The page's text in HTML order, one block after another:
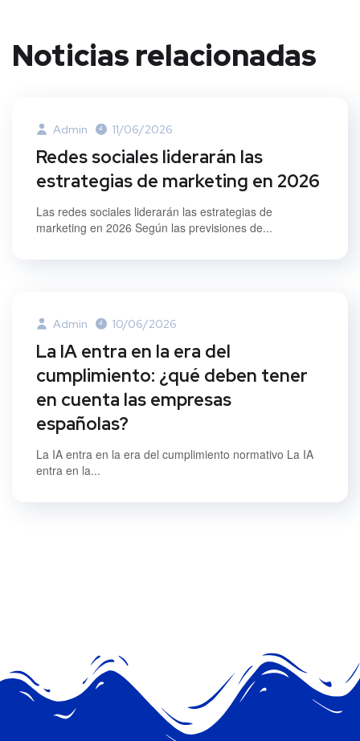
Noticias relacionadas
Admin 11/06/2026
Redes sociales liderarán las
estrategias de marketing en 2026
Las redes sociales liderarán las estrategias de
marketing en 2026 Según las previsiones de...
Admin 10/06/2026
La IA entra en la era del
cumplimiento: ¿qué deben tener
en cuenta las empresas
españolas?
La IA entra en la era del cumplimiento normativo La IA
entra en la...